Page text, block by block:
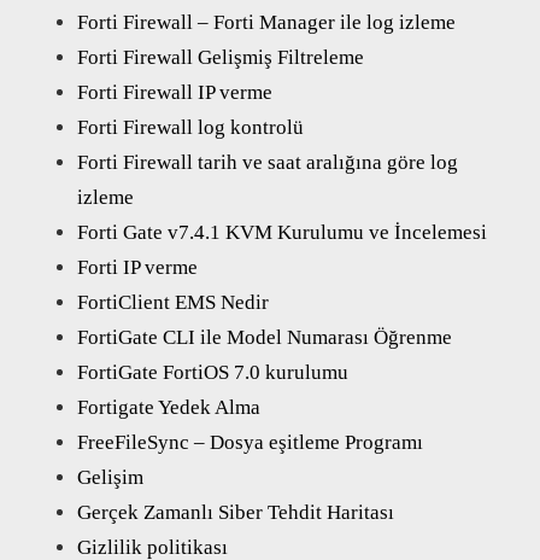
Forti Firewall – Forti Manager ile log izleme
Forti Firewall Gelişmiş Filtreleme
Forti Firewall IP verme
Forti Firewall log kontrolü
Forti Firewall tarih ve saat aralığına göre log
izleme
Forti Gate v7.4.1 KVM Kurulumu ve İncelemesi
Forti IP verme
FortiClient EMS Nedir
FortiGate CLI ile Model Numarası Öğrenme
FortiGate FortiOS 7.0 kurulumu
Fortigate Yedek Alma
FreeFileSync – Dosya eşitleme Programı
Gelişim
Gerçek Zamanlı Siber Tehdit Haritası
Gizlilik politikası